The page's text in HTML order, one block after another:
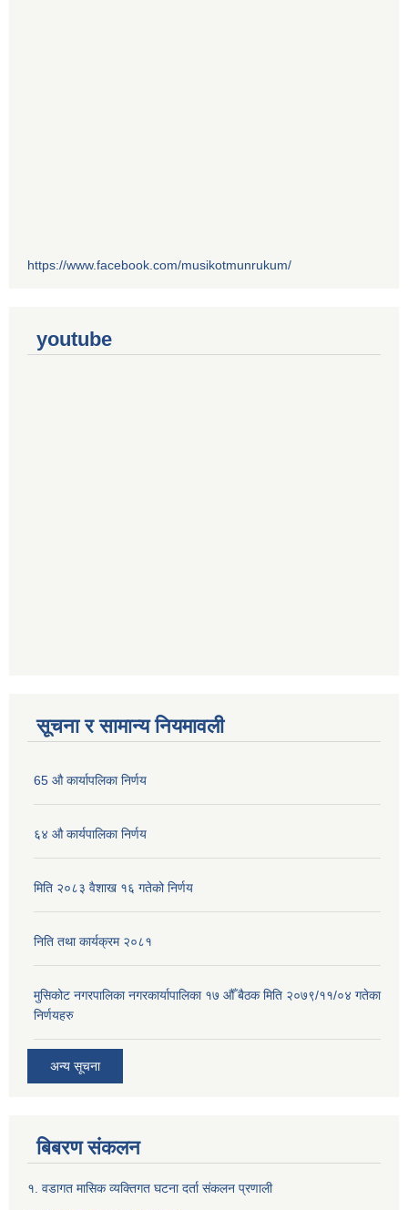
https://www.facebook.com/musikotmunrukum/
youtube
सूचना र सामान्य नियमावली
65 औ कार्यापलिका निर्णय
६४ औ कार्यपालिका निर्णय
मिति २०८३ वैशाख १६ गतेको निर्णय
निति तथा कार्यक्रम २०८१
मुसिकोट नगरपालिका नगरकार्यापालिका १७ औँ बैठक मिति २०७९/११/०४ गतेका
निर्णयहरु
अन्य सूचना
बिबरण संकलन
१. वडागत मासिक व्यक्तिगत घटना दर्ता संकलन प्रणाली